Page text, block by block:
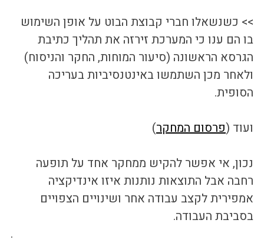
>> כשנשאלו חברי קבוצת הבוט על אופן השימוש
בו הם ענו כי המערכת זירזה את תהליך כתיבת
הגרסא הראשונה (סיעור המוחות, החקר והניסוח)
ולאחר מכן השתמשו באינטנסיביות בעריכה
הסופית.
ועוד (פרסום המחקר)
נכון, אי אפשר להקיש ממחקר אחד על תופעה
רחבה אבל התוצאות נותנות איזו אינדיקציה
אמפירית לקצב עבודה אחר ושינויים הצפויים
בסביבת העבודה.
.